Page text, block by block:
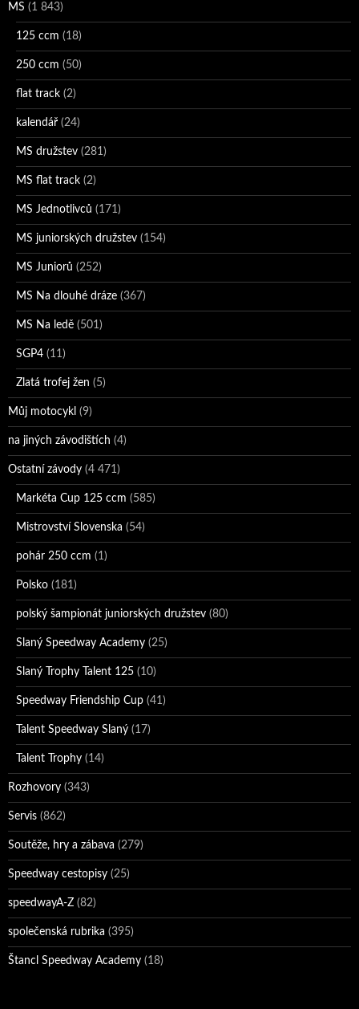
MS (1 843)
125 ccm (18)
250 ccm (50)
flat track (2)
kalendář (24)
MS družstev (281)
MS flat track (2)
MS Jednotlivců (171)
MS juniorských družstev (154)
MS Juniorů (252)
MS Na dlouhé dráze (367)
MS Na ledě (501)
SGP4 (11)
Zlatá trofej žen (5)
Můj motocykl (9)
na jiných závodištích (4)
Ostatní závody (4 471)
Markéta Cup 125 ccm (585)
Mistrovství Slovenska (54)
pohár 250 ccm (1)
Polsko (181)
polský šampionát juniorských družstev (80)
Slaný Speedway Academy (25)
Slaný Trophy Talent 125 (10)
Speedway Friendship Cup (41)
Talent Speedway Slaný (17)
Talent Trophy (14)
Rozhovory (343)
Servis (862)
Soutěže, hry a zábava (279)
Speedway cestopisy (25)
speedwayA-Z (82)
společenská rubrika (395)
Štancl Speedway Academy (18)